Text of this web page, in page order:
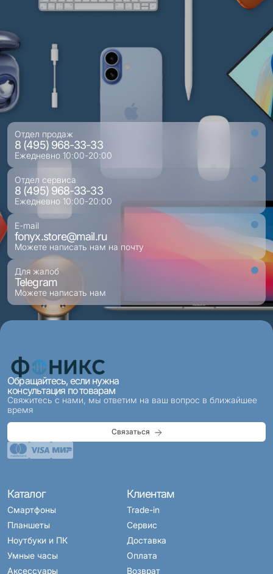
Отдел продаж
8 (495) 968-33-33
Ежедневно 10:00-20:00
Отдел сервиса
8 (495) 968-33-33
Ежедневно 10:00-20:00
E-mail
fonyx.store@mail.ru
Можете написать нам на почту
Для жалоб
Telegram
Можете написать нам
Обращайтесь, если нужна
консультация по товарам
Свяжитесь с нами, мы ответим на ваш вопрос в ближайшее
время
Связаться
Каталог
Смартфоны
Планшеты
Ноутбуки и ПК
Умные часы
Аксессуары
Клиентам
Trade-in
Сервис
Доставка
Оплата
Возврат